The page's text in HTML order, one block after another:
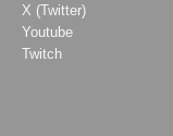
X (Twitter)
Youtube
Twitch